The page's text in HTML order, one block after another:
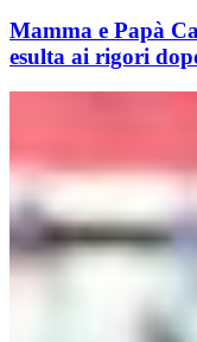
Mamma e Papà
esulta ai rigori